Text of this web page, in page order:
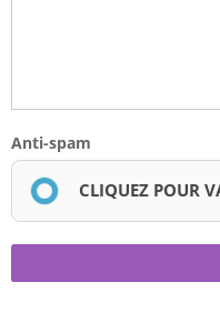
Anti-spam
CLIQUEZ POUR